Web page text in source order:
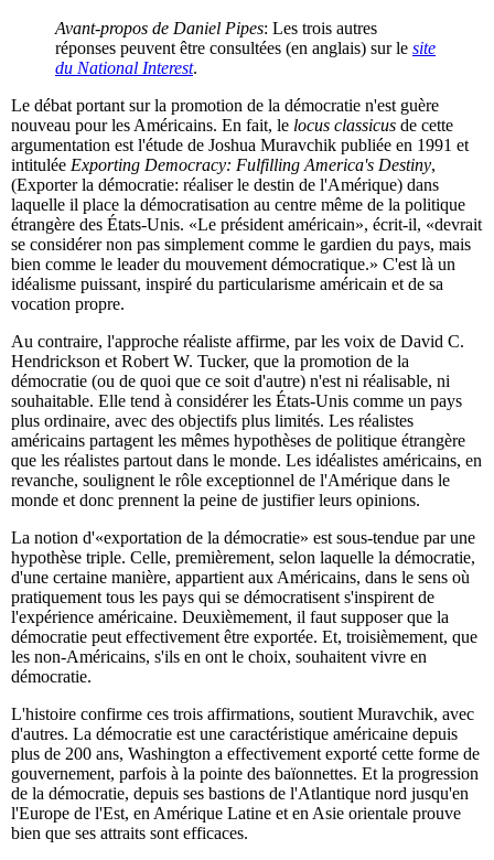
Avant-propos de Daniel Pipes: Les trois autres
réponses peuvent être consultées (en anglais) sur le site
du National Interest.
Le débat portant sur la promotion de la démocratie n'est guère
nouveau pour les Américains. En fait, le locus classicus de cette
argumentation est l'étude de Joshua Muravchik publiée en 1991 et
intitulée Exporting Democracy: Fulfilling America's Destiny,
(Exporter la démocratie: réaliser le destin de l'Amérique) dans
laquelle il place la démocratisation au centre même de la politique
étrangère des États-Unis. «Le président américain», écrit-il, «devrait
se considérer non pas simplement comme le gardien du pays, mais
bien comme le leader du mouvement démocratique.» C'est là un
idéalisme puissant, inspiré du particularisme américain et de sa
vocation propre.
Au contraire, l'approche réaliste affirme, par les voix de David C.
Hendrickson et Robert W. Tucker, que la promotion de la
démocratie (ou de quoi que ce soit d'autre) n'est ni réalisable, ni
souhaitable. Elle tend à considérer les États-Unis comme un pays
plus ordinaire, avec des objectifs plus limités. Les réalistes
américains partagent les mêmes hypothèses de politique étrangère
que les réalistes partout dans le monde. Les idéalistes américains, en
revanche, soulignent le rôle exceptionnel de l'Amérique dans le
monde et donc prennent la peine de justifier leurs opinions.
La notion d'«exportation de la démocratie» est sous-tendue par une
hypothèse triple. Celle, premièrement, selon laquelle la démocratie,
d'une certaine manière, appartient aux Américains, dans le sens où
pratiquement tous les pays qui se démocratisent s'inspirent de
l'expérience américaine. Deuxièmement, il faut supposer que la
démocratie peut effectivement être exportée. Et, troisièmement, que
les non-Américains, s'ils en ont le choix, souhaitent vivre en
démocratie.
L'histoire confirme ces trois affirmations, soutient Muravchik, avec
d'autres. La démocratie est une caractéristique américaine depuis
plus de 200 ans, Washington a effectivement exporté cette forme de
gouvernement, parfois à la pointe des baïonnettes. Et la progression
de la démocratie, depuis ses bastions de l'Atlantique nord jusqu'en
l'Europe de l'Est, en Amérique Latine et en Asie orientale prouve
bien que ses attraits sont efficaces.